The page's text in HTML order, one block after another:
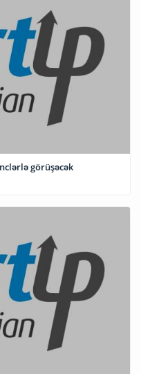
görüşəcək